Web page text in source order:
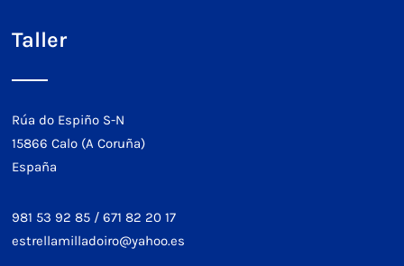
Taller
Rúa do Espiño S-N
15866 Calo (A Coruña)
España
981 53 92 85 /671 82 20 17
estrellamilladoiro@yahoo.es